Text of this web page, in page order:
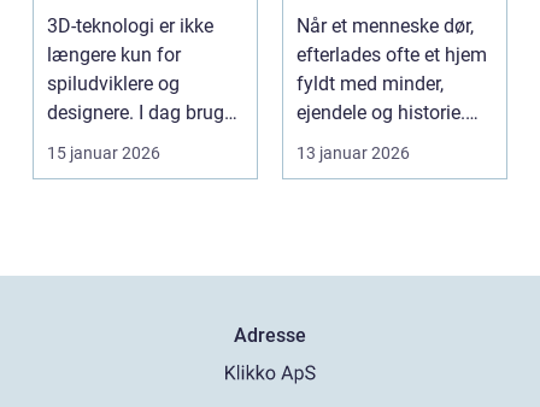
til præcise
beslutninger
3D-teknologi er ikke
længere kun for
spiludviklere og
designere. I dag bruger
en lang række
virksomh...
15 januar 2026
professionelt
forløb
Når et menneske dør,
efterlades ofte et hjem
fyldt med minder,
ejendele og historie.
For mange pårør...
13 januar 2026
Adresse